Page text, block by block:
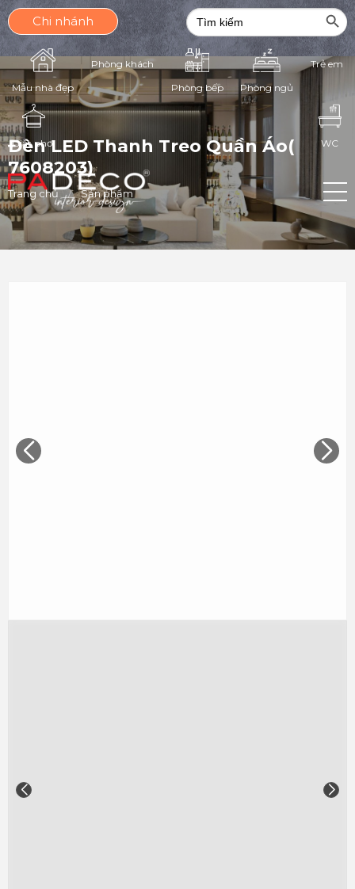
Chi nhánh
Search
for:
Search
Mẫu nhà đẹp
Phòng khách
Phòng bếp
Phòng ngủ
Trẻ em
Giặt phơi WC
Đèn LED Thanh Treo Quần Áo(
7608203)
Trang chủ Sản phẩm